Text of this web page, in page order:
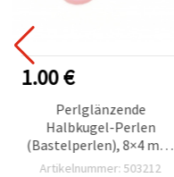
1.00 €
Perlglänzende
Halbkugel-Perlen
(Bastelperlen), 8×4 mm,
Rosa Regenbogen-Effekt,
Artikelnummer: 503212